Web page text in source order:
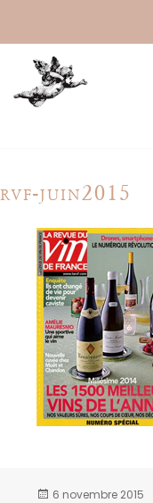
rvf-juin2015
6 novembre 2015